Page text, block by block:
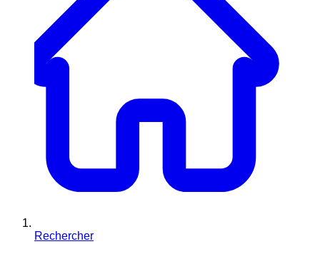
Rechercher